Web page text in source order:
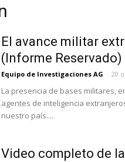
El avance militar
(Informe Reservado)
Equipo de Investigaciones AG - 20
La presencia de bases militares,
agentes de inteligencia
nuestro país....
Video completo de